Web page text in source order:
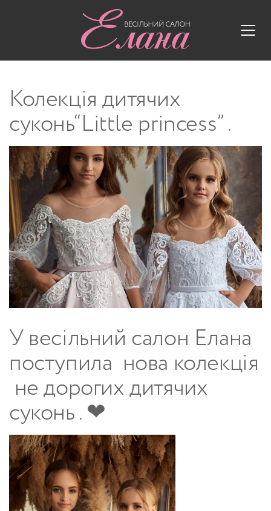
Колекція дитячих
суконь“Little princess” .
У весільний салон Елана
поступила нова колекція
не дорогих дитячих
суконь .❤